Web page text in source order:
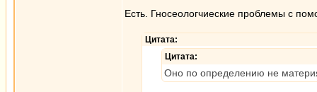
Есть. Гносеологчиеские проблемы с
Цитата:
Цитата:
Оно по определению не